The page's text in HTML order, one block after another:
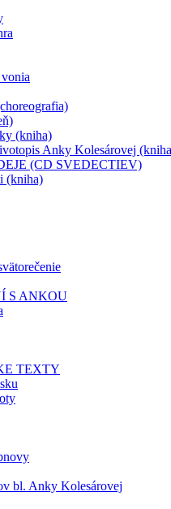
(kniha)
Anky Kolesárovej
(CD SVEDECTIEV)
(kniha)
S ANKOU
TEXTY
bl. Anky Kolesárovej